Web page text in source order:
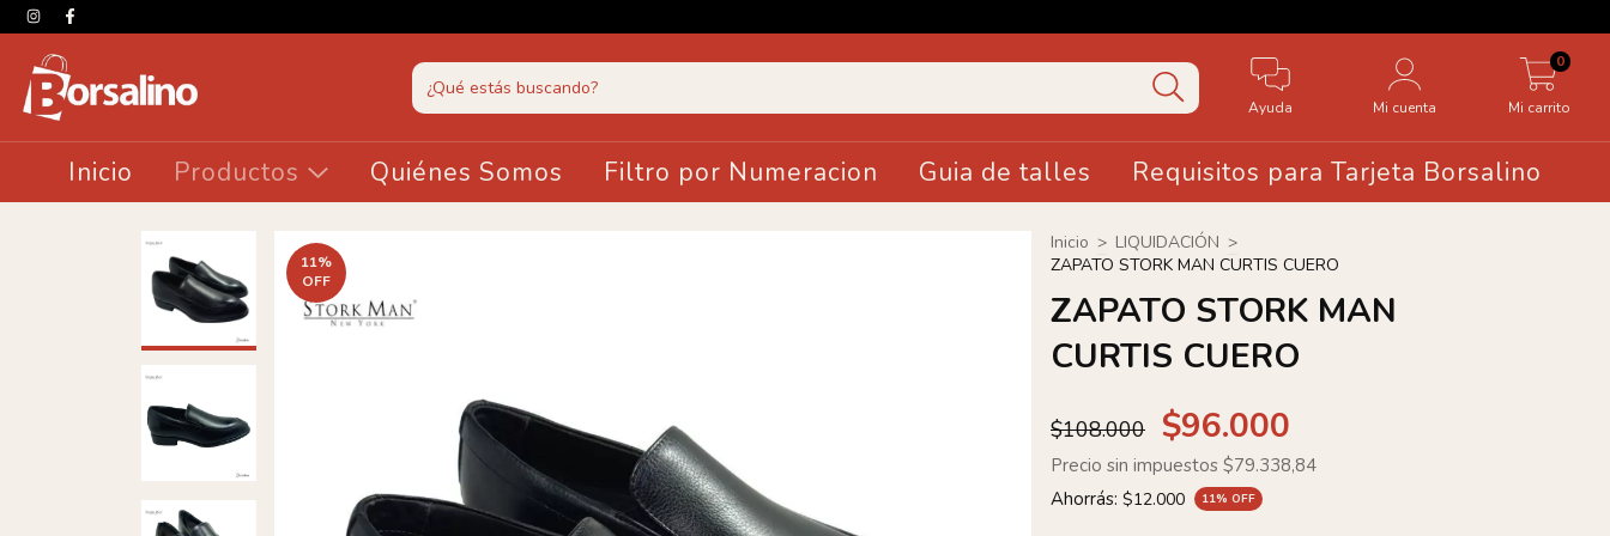
Ayuda Mi cuenta Mi carrito
0
Inicio Productos Quiénes Somos Filtro por Numeracion Guia de talles Requisitos para Tarjeta Borsalino
11%
OFF
Inicio > LIQUIDACIÓN >
ZAPATO STORK MAN CURTIS CUERO
ZAPATO STORK MAN
CURTIS CUERO
$108.000 $96.000
Precio sin impuestos $79.338,84
Ahorrás: $12.000 11% OFF